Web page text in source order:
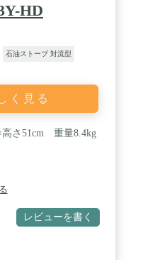
HD
石油ストーブ 対流型
く見る
高さ51cm 重量8.4kg
レビューを書く